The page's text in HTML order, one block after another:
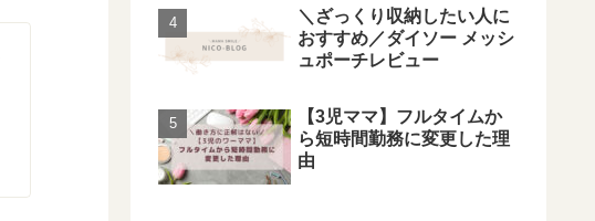
＼ざっくり収納したい人に
おすすめ／ダイソー メッシ
ュポーチレビュー
【3児ママ】フルタイムか
ら短時間勤務に変更した理
由